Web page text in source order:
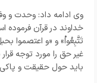
وی ادامه داد: وحدت و
خداوند در قرآن فرموده
تَتَّبِعُواْ» و «و اعتصموا
غیر حق را مورد توجه
باید حول حقیقت و